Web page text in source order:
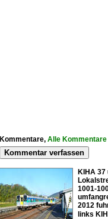
Kommentare, Alle Kommentare
Kommentar verfassen
KIHA
1001-
2012
links